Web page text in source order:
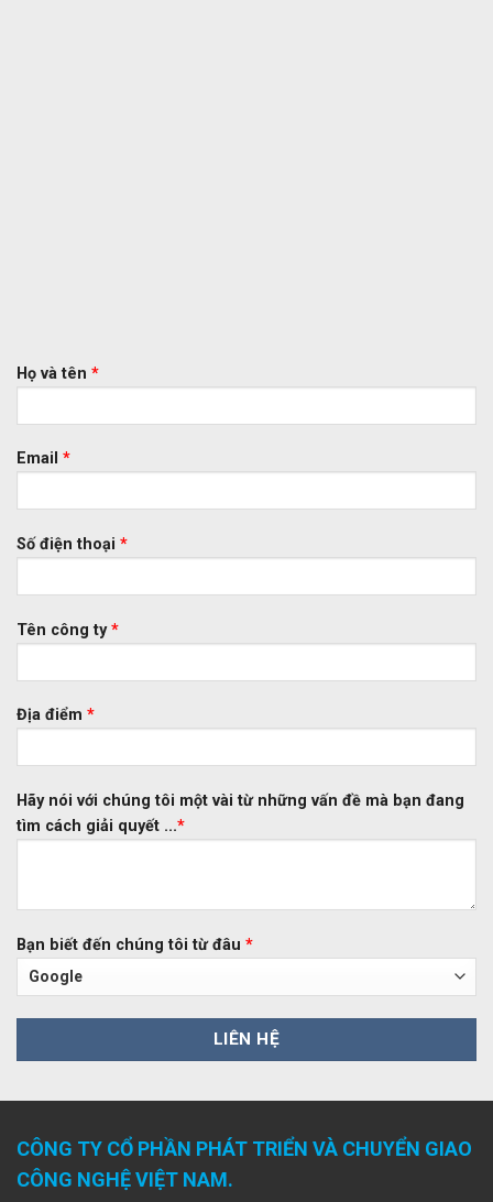
Họ và tên *
Email *
Số điện thoại *
Tên công ty*
Địa điểm *
Hãy nói với chúng tôi một vài từ những vấn đề mà bạn đang
tìm cách giải quyết ...*
Bạn biết đến chúng tôi từ đâu *
CÔNG TY CỔ PHẦN PHÁT TRIỂN VÀ CHUYỂN GIAO
CÔNG NGHỆ VIỆT NAM.